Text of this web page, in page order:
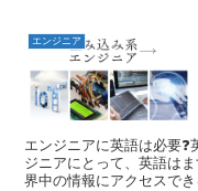
エンジニア
エンジニアに英語は必要
ジニアにとって、英語は
界中の情報にアクセスで